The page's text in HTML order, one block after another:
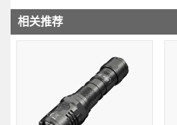
相关推荐